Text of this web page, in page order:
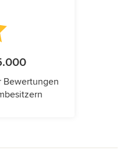
Bewertungen